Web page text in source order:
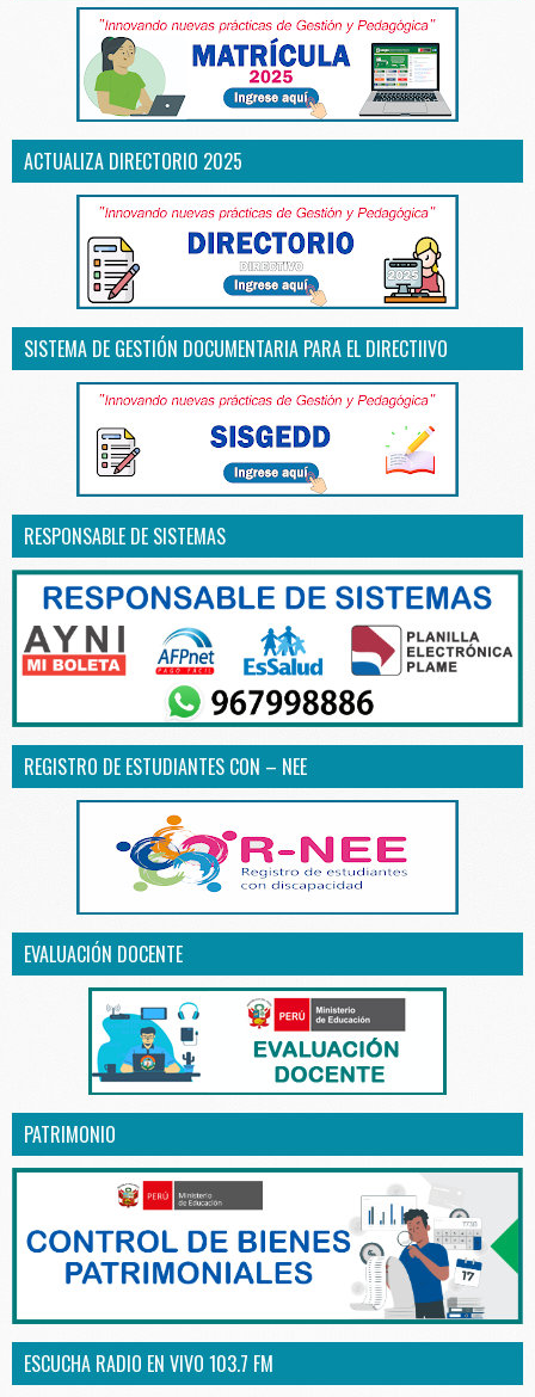
ACTUALIZA DIRECTORIO 2025
SISTEMA DE GESTIÓN DOCUMENTARIA PARA EL DIRECTIIVO
RESPONSABLE DE SISTEMAS
REGISTRO DE ESTUDIANTES CON – NEE
EVALUACIÓN DOCENTE
PATRIMONIO
ESCUCHA RADIO EN VIVO 103.7 FM